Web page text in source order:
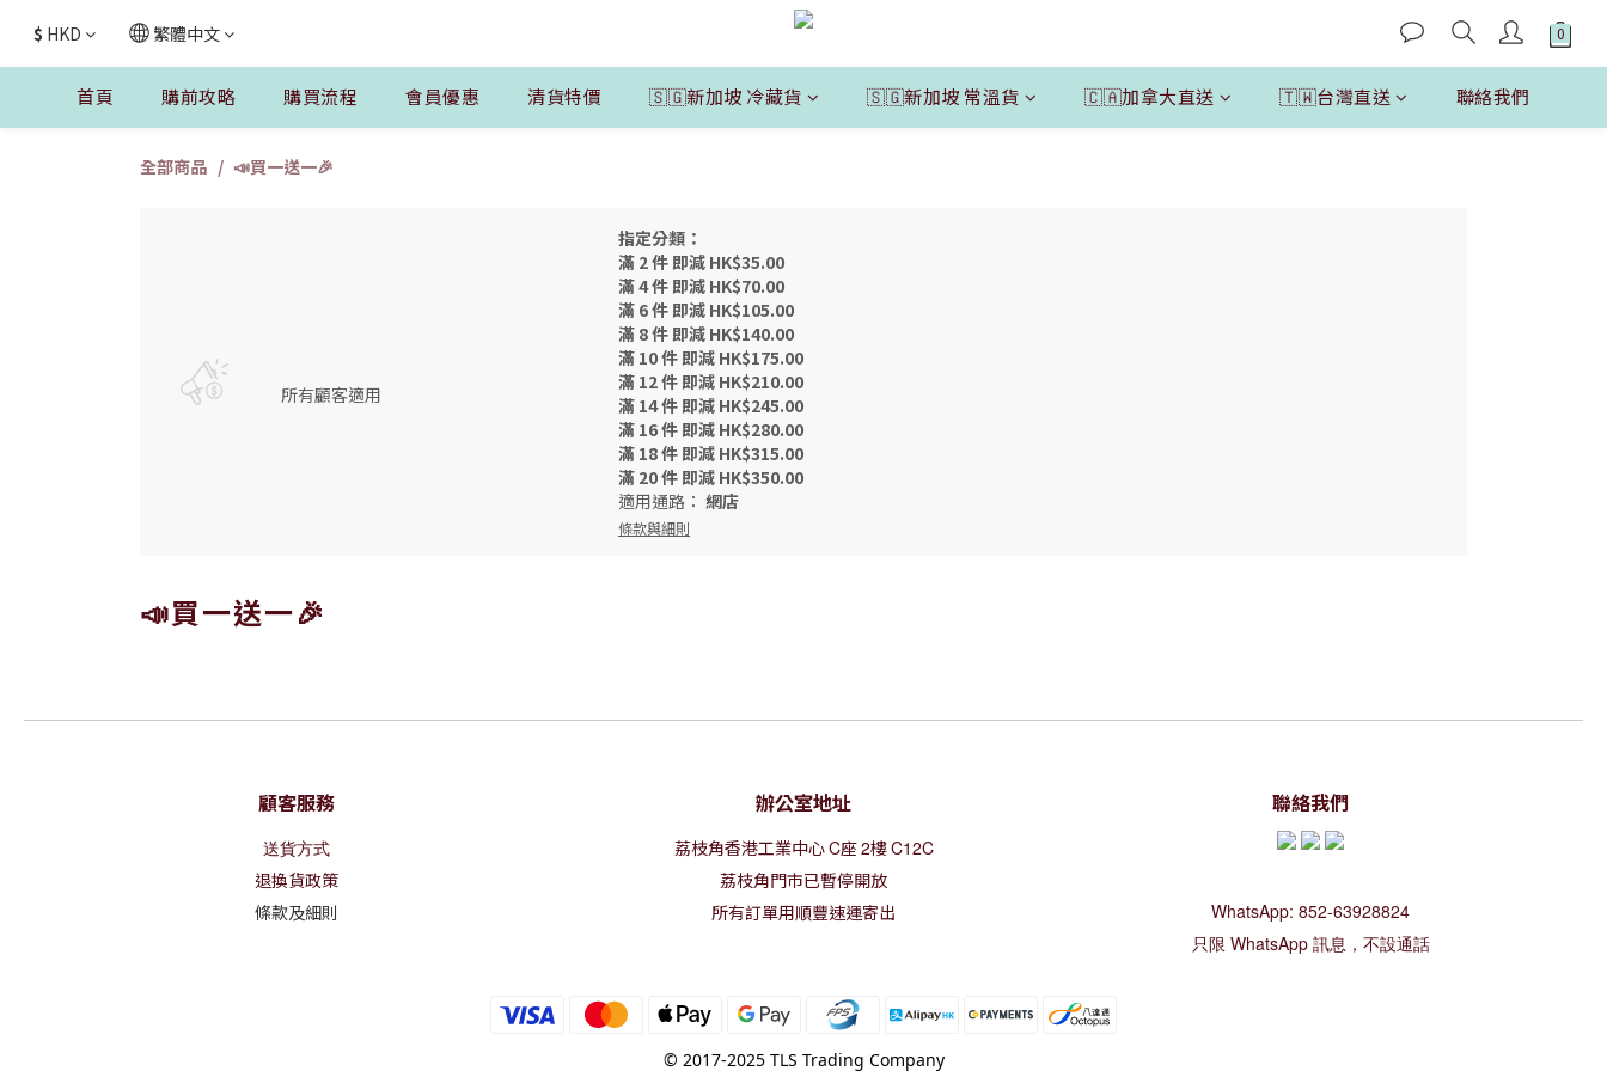
$ HKD 繁體中文
首頁 購前攻略 購買流程 會員優惠 清貨特價 🇸🇬新加坡 冷藏貨 🇸🇬新加坡 常溫貨 🇨🇦加拿大直送 🇹🇼台灣直送 聯絡我們
全部商品 📣買一送一🎉
所有顧客適用
指定分類：
滿 2 件 即減 HK$35.00
滿 4 件 即減 HK$70.00
滿 6 件 即減 HK$105.00
滿 8 件 即減 HK$140.00
滿 10 件 即減 HK$175.00
滿 12 件 即減 HK$210.00
滿 14 件 即減 HK$245.00
滿 16 件 即減 HK$280.00
滿 18 件 即減 HK$315.00
滿 20 件 即減 HK$350.00
適用通路： 網店
條款與細則
📣買一送一🎉
顧客服務
送貨方式
退換貨政策
條款及細則
辦公室地址
荔枝角香港工業中心C座2樓C12C
荔枝角門市已暫停開放
所有訂單用順豐速運寄出
聯絡我們
WhatsApp: 852-63928824
只限 WhatsApp 訊息，不設通話
© 2017-2025 TLS Trading Company